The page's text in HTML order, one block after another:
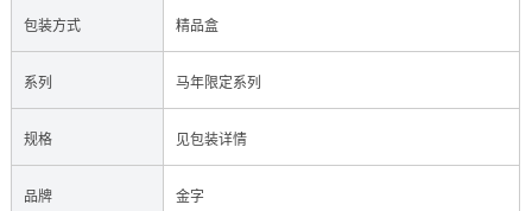
包装方式 精品盒
系列 马年限定系列
规格 见包装详情
品牌 金字